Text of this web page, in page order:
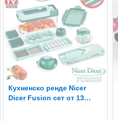
Кухненско ренде Nicer
Dicer Fusion сет от 13